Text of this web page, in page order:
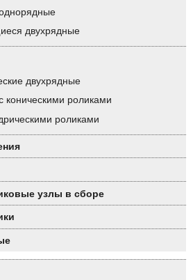
двухрядные
двухрядные
коническими роликами
роликами
узлы в сборе